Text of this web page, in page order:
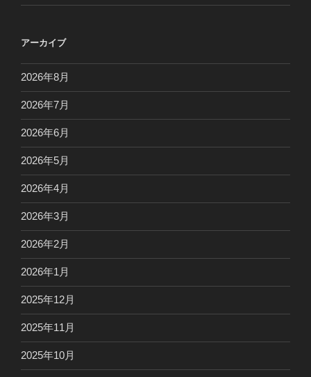
アーカイブ
2026年8月
2026年7月
2026年6月
2026年5月
2026年4月
2026年3月
2026年2月
2026年1月
2025年12月
2025年11月
2025年10月